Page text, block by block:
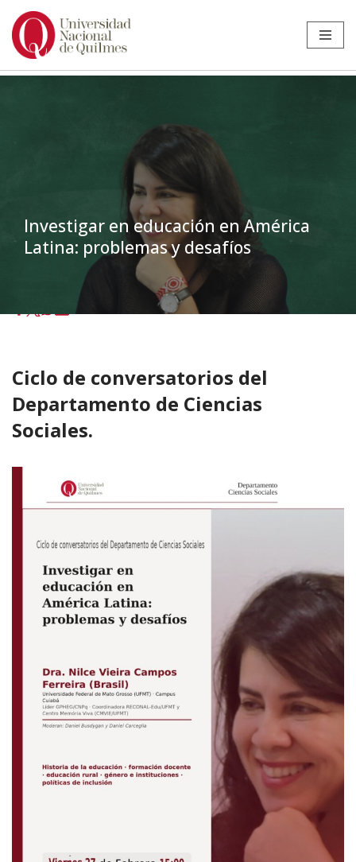
Ir
Investigar en educación en América
Latina: problemas y desafíos
Docente »Investigar en educación en América
Latina: problemas y desafíos
Ciclo de conversatorios del
Departamento de Ciencias
Sociales.